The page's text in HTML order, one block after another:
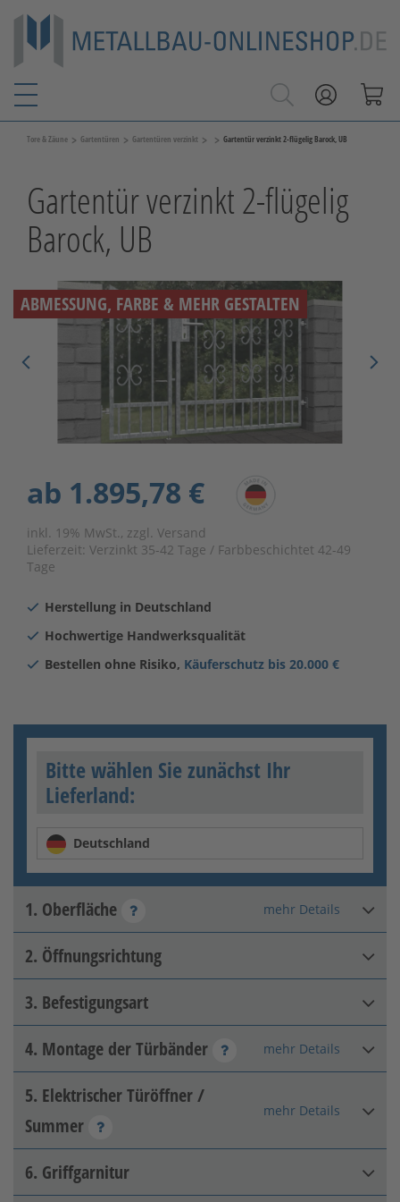
Tore & Zäune > Gartentüren > Gartentüren verzinkt > > Gartentür verzinkt 2-flügelig Barock, UB
Gartentür verzinkt 2-flügelig
Barock, UB
ABMESSUNG, FARBE & MEHR GESTALTEN
ab 1.895,78 €
inkl. 19% MwSt., zzgl. Versand
Lieferzeit: Verzinkt 35-42 Tage / Farbbeschichtet 42-49
Tage
Herstellung in Deutschland
Hochwertige Handwerksqualität
Bestellen ohne Risiko, Käuferschutz bis 20.000 €
Bitte wählen Sie zunächst Ihr
Lieferland:
Deutschland
1. Oberfläche mehr Details
farbbeschichtet
2. Öffnungsrichtung
3. Befestigungsart
Pfeiler-Pfeiler
4. Montage der Türbänder mehr Details
Rückseitig mit 2D-Band
5. Elektrischer Türöffner /
Summer
mehr Details
Bitte Option wählen:
6. Griffgarnitur